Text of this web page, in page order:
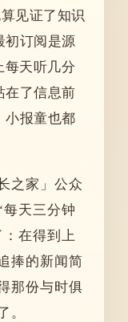
见证了知识
初订阅是源
每天听几分
在了信息前
小报童也都
之家」公众
天三分钟
在得到上
捧的新闻简
那份与时俱
。